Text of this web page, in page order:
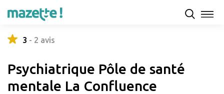
3 - 2 avis
Psychiatrique Pôle de santé
mentale La Confluence